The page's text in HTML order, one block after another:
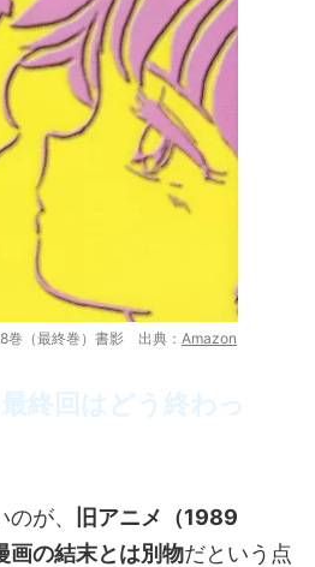
巻（最終巻）書影 出典： Amazon
終回はどう終わっ
が、
旧アニメ（1989
画の結末とは別物だという点